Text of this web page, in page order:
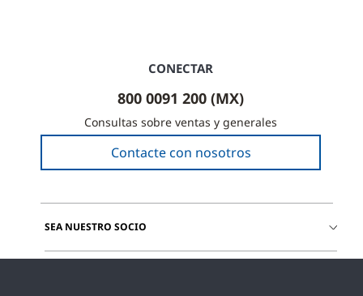
CONECTAR
800 0091 200 (MX)
Consultas sobre ventas y generales
Contacte con nosotros
SEA NUESTRO SOCIO